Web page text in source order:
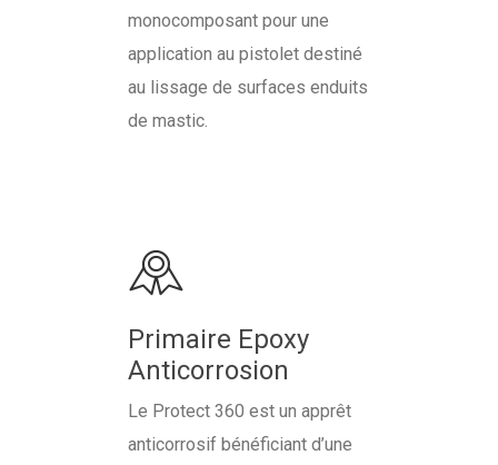
monocomposant pour une
application au pistolet destiné
au lissage de surfaces enduits
de mastic.
Primaire Epoxy
Anticorrosion
Le Protect 360 est un apprêt
anticorrosif bénéficiant d’une